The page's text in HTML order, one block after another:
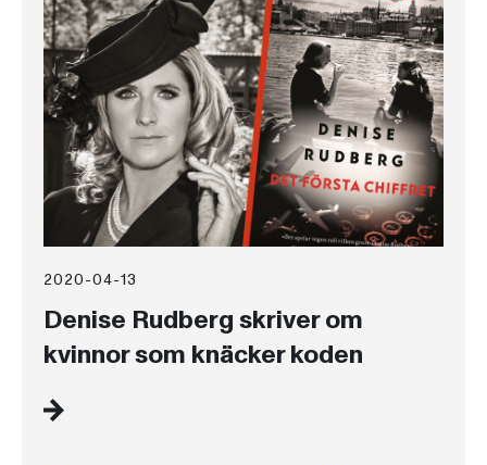
2020-04-13
Denise Rudberg skriver om
kvinnor som knäcker koden